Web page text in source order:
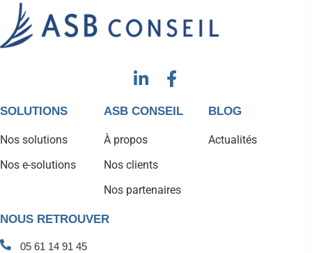
SOLUTIONS
Nos solutions
Nos e-solutions
ASB CONSEIL
À propos
Nos clients
Nos partenaires
BLOG
Actualités
NOUS RETROUVER
05 61 14 91 45